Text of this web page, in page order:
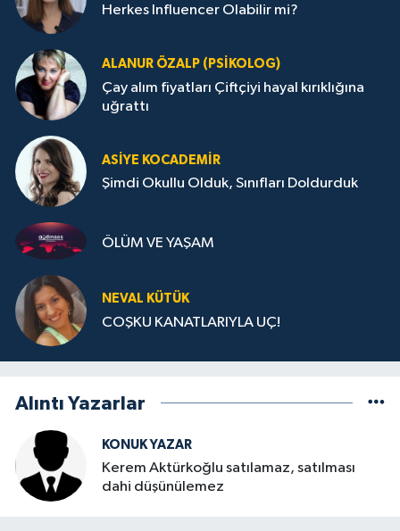
Herkes Influencer Olabilir mi?
ALANUR ÖZALP (PSIKOLOG)
Çay alım fiyatları Çiftçiyi hayal kırıklığına
uğrattı
ASIYE KOCADEMİR
Şimdi Okullu Olduk, Sınıfları Doldurduk
ÖLÜM VE YAŞAM
NEVAL KÜTÜK
COŞKU KANATLARIYLA UÇ!
Alıntı Yazarlar
KONUK YAZAR
Kerem Aktürkoğlu satılamaz, satılması
dahi düşünülemez